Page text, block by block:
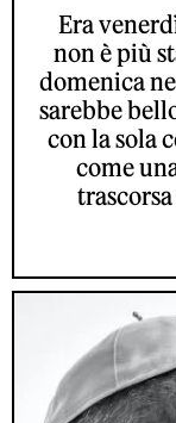
Era
non è più
domenica
sarebbe
con la sola
come